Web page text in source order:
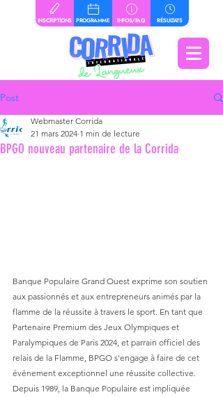
INSCRIPTIONS PROGRAMME INFOS/FAQ RÉSULTATS
Post
BPGO nouveau partenaire de la Corrida
Webmaster Corrida
21 mars 2024 1 min de lecture
Banque Populaire Grand Ouest exprime son soutien
aux passionnés et aux entrepreneurs animés par la
flamme de la réussite à travers le sport. En tant que
Partenaire Premium des Jeux Olympiques et
Paralympiques de Paris 2024, et parrain officiel des
relais de la Flamme, BPGO s'engage à faire de cet
événement exceptionnel une réussite collective.
Depuis 1989, la Banque Populaire est impliquée